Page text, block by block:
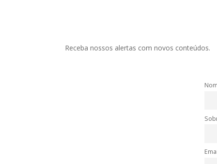
Receba nossos alertas com novos conteúdos.